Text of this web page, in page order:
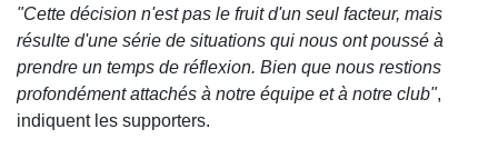
"Cette décision n'est pas le fruit d'un seul facteur, mais
résulte d'une série de situations qui nous ont poussé à
prendre un temps de réflexion. Bien que nous restions
profondément attachés à notre équipe et à notre club",
indiquent les supporters.